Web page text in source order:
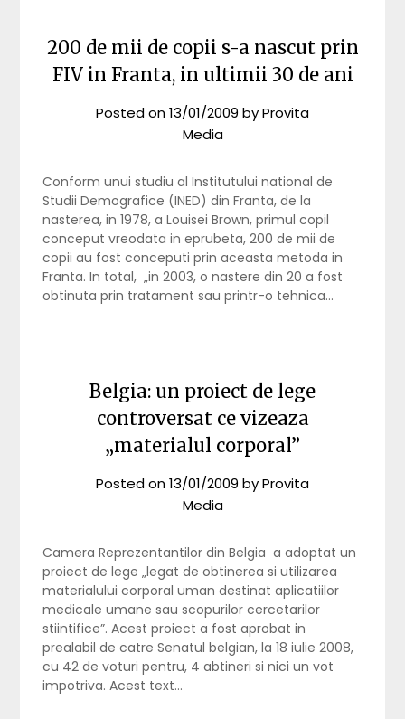
200 de mii de copii s-a nascut prin
FIV in Franta, in ultimii 30 de ani
Posted on13/01/2009 byProvita
Media
Conform unui studiu al Institutului national de
Studii Demografice (INED) din Franta, de la
nasterea, in 1978, a Louisei Brown, primul copil
conceput vreodata in eprubeta, 200 de mii de
copii au fost conceputi prin aceasta metoda in
Franta. In total, „in 2003, o nastere din 20 a fost
obtinuta prin tratament sau printr-o tehnica…
Belgia: un proiect de lege
controversat ce vizeaza
„materialul corporal”
Posted on13/01/2009 byProvita
Media
Camera Reprezentantilor din Belgia a adoptat un
proiect de lege „legat de obtinerea si utilizarea
materialului corporal uman destinat aplicatiilor
medicale umane sau scopurilor cercetarilor
stiintifice”. Acest proiect a fost aprobat in
prealabil de catre Senatul belgian, la 18 iulie 2008,
cu 42 de voturi pentru, 4 abtineri si nici un vot
impotriva. Acest text…